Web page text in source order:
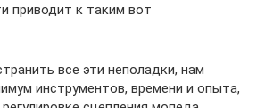
приводит к таким вот
все эти неполадки, нам
инструментов, времени и опыта,